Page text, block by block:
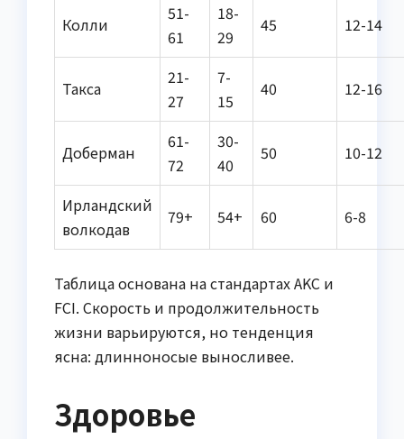
Колли
51-
61
18-
29
45 12-14
Такса
21-
27
7-
15
40 12-16
Доберман
61-
72
30-
40
50 10-12
Ирландский
волкодав
79+ 54+ 60 6-8
Таблица основана на стандартах AKC и
FCI. Скорость и продолжительность
жизни варьируются, но тенденция
ясна: длинноносые выносливее.
Здоровье